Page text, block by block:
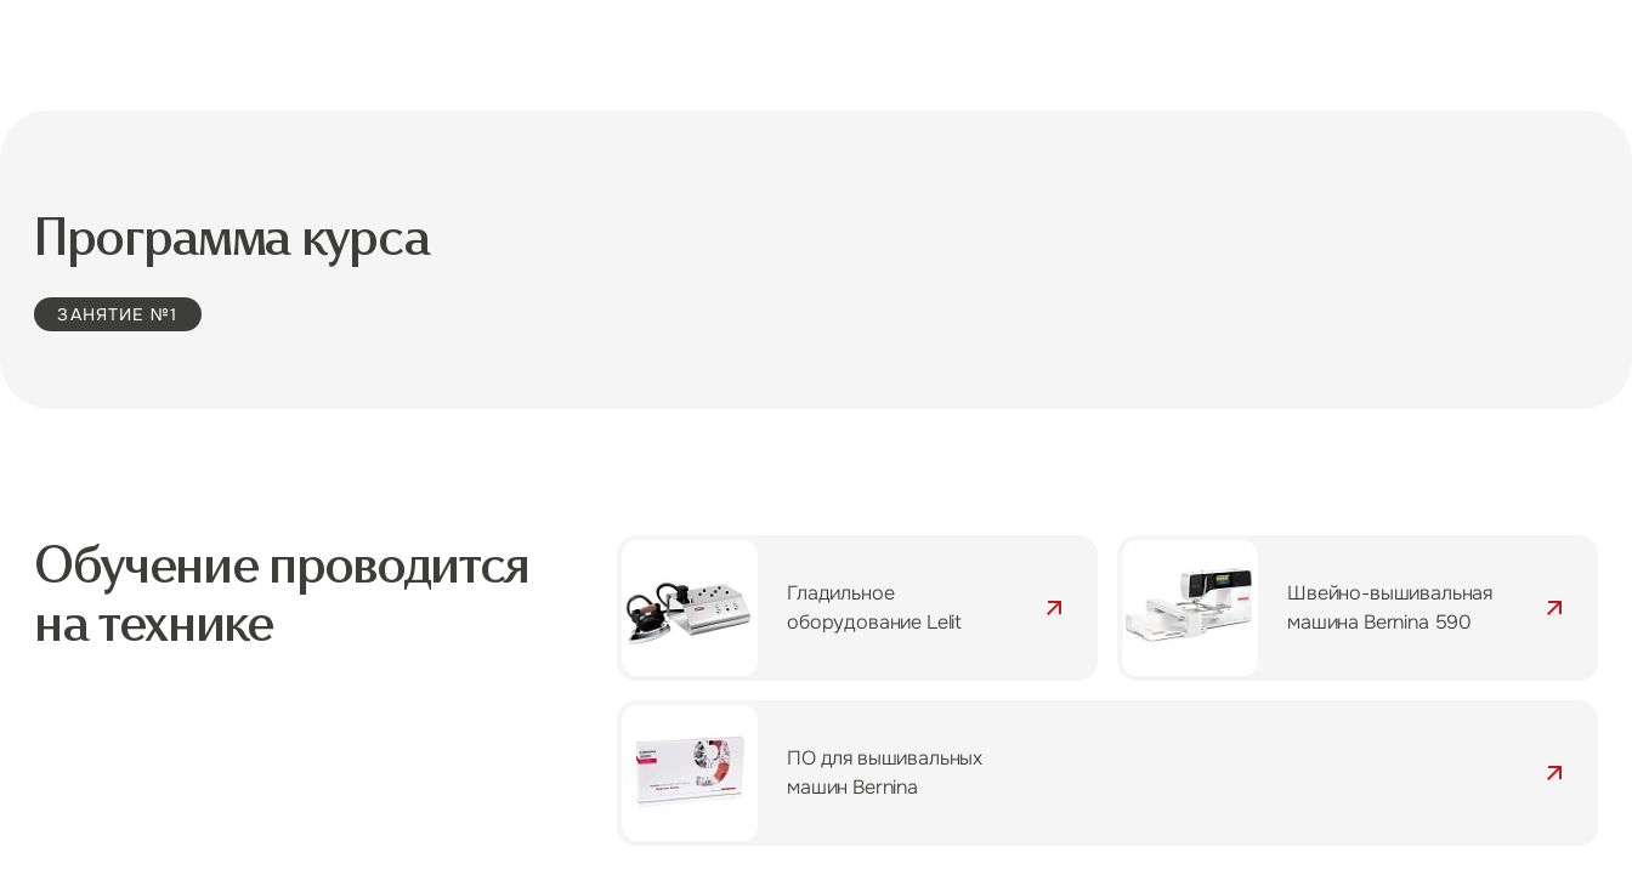
Программа курса
ЗАНЯТИЕ №1
Обучение проводится
на технике
Гладильное
оборудование Lelit
Швейно-вышивальная
машина Bernina 590
ПО для вышивальных
машин Bernina